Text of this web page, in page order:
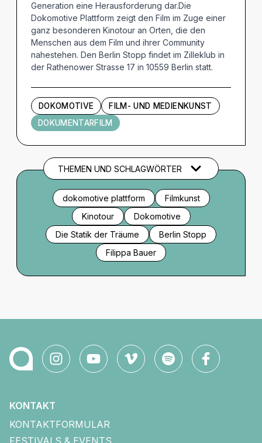
Generation eine Herausforderung dar.Die
Dokomotive Plattform zeigt den Film im Zuge einer
ganz besonderen Kinotour an Orten, die den
Menschen aus dem Film und ihrer Community
nahestehen. Den Berlin Stopp findet im Zilleklub in
der Rathenower Strasse 17 in 10559 Berlin statt.
DOKOMOTIVE
FILM- UND MEDIENKUNST
DOKUMENTARFILM
THEMEN UND SCHLAGWÖRTER
dokomotive plattform
Filmkunst
Kinotour
Dokomotive
Die Statik der Träume
Berlin Stopp
Filippa Bauer
KONTAKT
KONTAKTFORMULAR
FESTIVALS & EVENTS